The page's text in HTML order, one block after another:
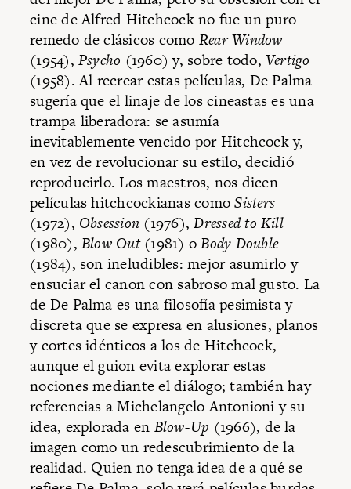
cine de Alfred Hitchcock no fue un puro
remedo de clásicos como Rear Window
(1954), Psycho (1960) y, sobre todo, Vertigo
(1958). Al recrear estas películas, De Palma
sugería que el linaje de los cineastas es una
trampa liberadora: se asumía
inevitablemente vencido por Hitchcock y,
en vez de revolucionar su estilo, decidió
reproducirlo. Los maestros, nos dicen
películas hitchcockianas comoSisters
(1972), Obsession (1976),Dressed to Kill
(1980), Blow Out(1981) oBody Double
(1984), son ineludibles: mejor asumirlo y
ensuciar el canon con sabroso mal gusto. La
de De Palma es una filosofía pesimista y
discreta que se expresa en alusiones, planos
y cortes idénticos a los de Hitchcock,
aunque el guion evita explorar estas
nociones mediante el diálogo; también hay
referencias a Michelangelo Antonioni y su
idea, explorada en Blow-Up (1966), de la
imagen como un redescubrimiento de la
realidad. Quien no tenga idea de a qué se